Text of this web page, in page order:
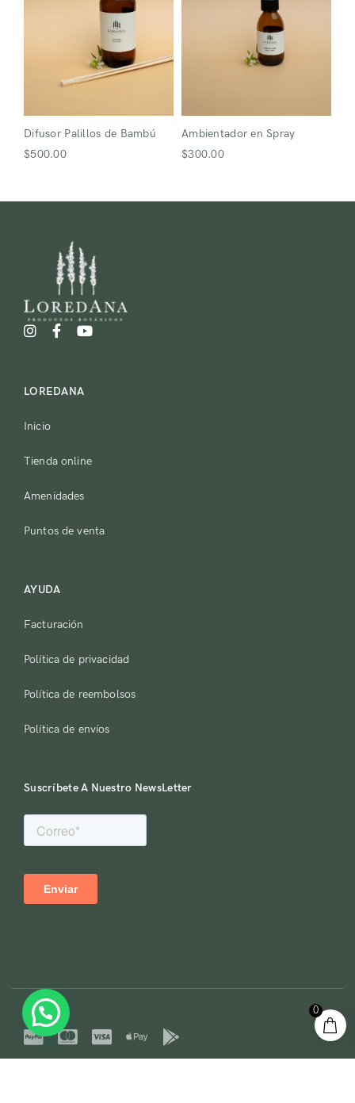
Difusor Palillos de Bambú
$500.00
Ambientador en Spray
$300.00
LOREDANA
Inicio
Tienda online
Amenidades
Puntos de venta
AYUDA
Facturación
Política de privacidad
Política de reembolsos
Política de envíos
Suscríbete A Nuestro NewsLetter
0